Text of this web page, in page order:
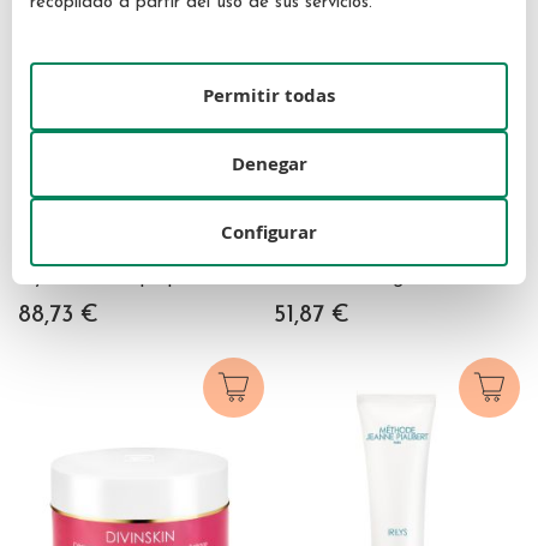
88,73 €
Contour des Yeux 15 ml
51,87 €
Configurar
Denegar
Permitir todas